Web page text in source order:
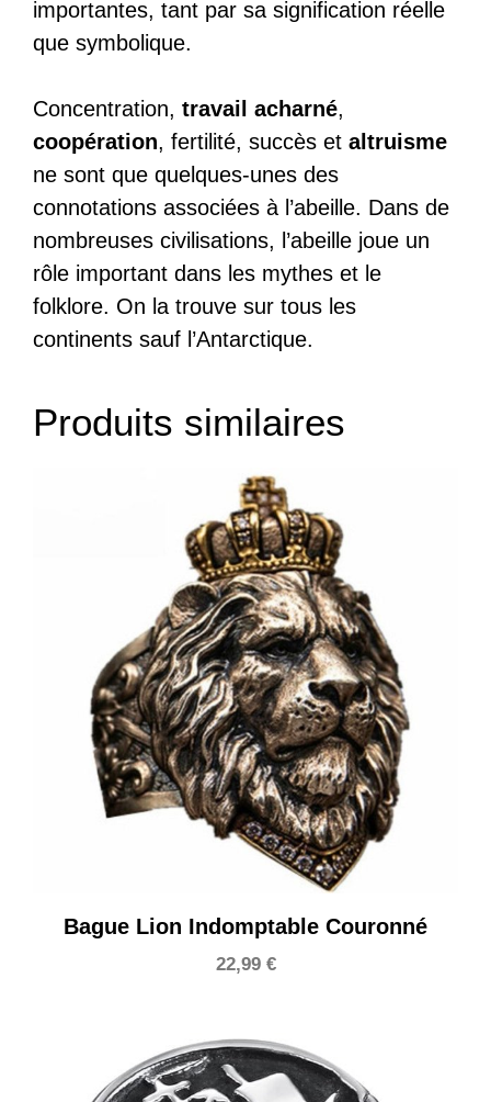
importantes, tant par sa signification réelle
que symbolique.
Concentration, travail acharné,
coopération, fertilité, succès et altruisme
ne sont que quelques-unes des
connotations associées à l’abeille. Dans de
nombreuses civilisations, l’abeille joue un
rôle important dans les mythes et le
folklore. On la trouve sur tous les
continents sauf l’Antarctique.
Produits similaires
Bague Lion Indomptable Couronné
22,99 €